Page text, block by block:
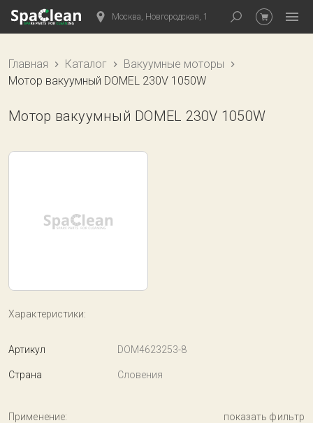
Москва, Новгородская, 1
Главная Каталог
Вакуумные моторы
Мотор вакуумный DOMEL 230V 1050W
Мотор вакуумный DOMEL 230V 1050W
Характеристики:
Артикул DOM4623253-8
Страна Словения
Применение: показать фильтр